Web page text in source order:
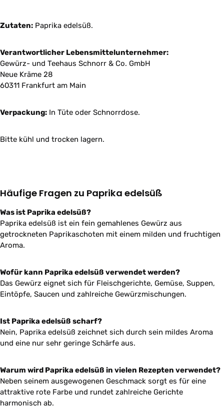
Zutaten: Paprika edelsüß.
Verantwortlicher Lebensmittelunternehmer:
Gewürz- und Teehaus Schnorr & Co. GmbH
Neue Kräme 28
60311 Frankfurt am Main
Verpackung: In Tüte oder Schnorrdose.
Bitte kühl und trocken lagern.
Häufige Fragen zu Paprika edelsüß
Was ist Paprika edelsüß?
Paprika edelsüß ist ein fein gemahlenes Gewürz aus
getrockneten Paprikaschoten mit einem milden und fruchtigen
Aroma.
Wofür kann Paprika edelsüß verwendet werden?
Das Gewürz eignet sich für Fleischgerichte, Gemüse, Suppen,
Eintöpfe, Saucen und zahlreiche Gewürzmischungen.
Ist Paprika edelsüß scharf?
Nein, Paprika edelsüß zeichnet sich durch sein mildes Aroma
und eine nur sehr geringe Schärfe aus.
Warum wird Paprika edelsüß in vielen Rezepten verwendet?
Neben seinem ausgewogenen Geschmack sorgt es für eine
attraktive rote Farbe und rundet zahlreiche Gerichte
harmonisch ab.